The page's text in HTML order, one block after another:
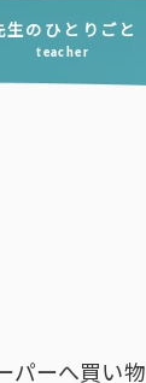
生のひとりごと
teacher
パーへ買い